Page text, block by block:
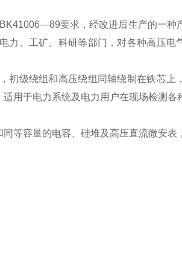
要求，经改进后生产的一种
力、工矿、科研等部门，对各种高压电
初级绕组和高压绕组同轴绕制在铁芯上
用于电力系统及电力用户在现场检测各
等容量的电容、硅堆及高压直流微安表